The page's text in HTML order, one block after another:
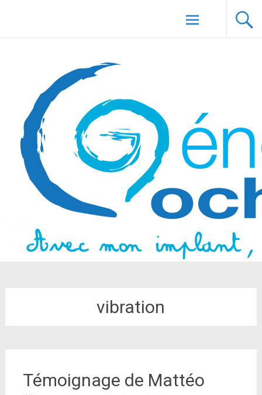
Aller au
contenu
principal
vibration
Témoignage de Mattéo